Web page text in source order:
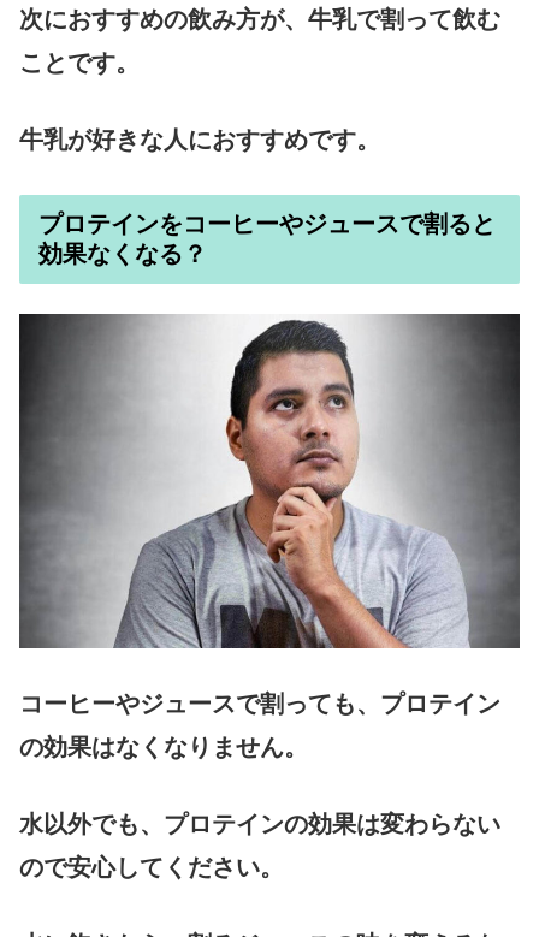
次におすすめの飲み方が、牛乳で割って飲む
ことです。
牛乳が好きな人におすすめです。
プロテインをコーヒーやジュースで割ると
効果なくなる？
コーヒーやジュースで割っても、プロテイン
の効果はなくなりません。
水以外でも、プロテインの効果は変わらない
ので安心してください。